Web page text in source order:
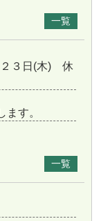
一覧
２３日(木) 休
す。
一覧